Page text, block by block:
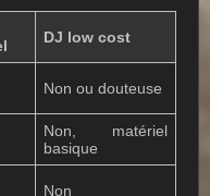
DJ low cost
Non ou douteuse
Non, matériel
basique
Non